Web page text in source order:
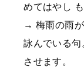
めてはやし も
→ 梅雨の雨
詠んでいる句
させます。